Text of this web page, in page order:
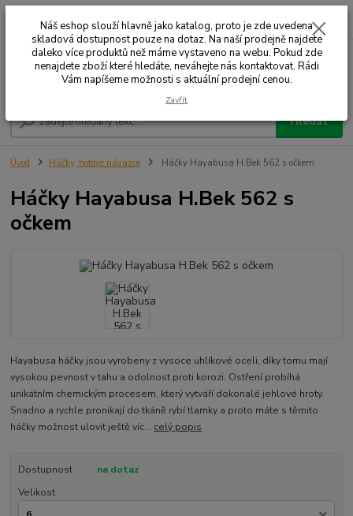
Menu
Hledat
+420 732 707 573 za
Úvod Háčky, hotové návazce Háčky Hayabusa H.Bek 562 s očkem
Háčky Hayabusa H.Bek 562 s
očkem
Hayabusa háčky jsou vyrobeny z vysoce uhlíkové oceli, díky tomu mají
vysokou pevnost v tahu a odolnost proti korozi. Ostření probíhá
unikátním chemickým procesem, který vytváří dokonalé jehlové hroty.
Snadno a rychle pronikají do tkáně rybí tlamky a proto máte s těmito
háčky možnost ulovit ještě víc... celý popis
Dostupnost
na dotaz
Velikost
Náš eshop slouží hlavně jako katalog, proto je zde uvedena
skladová dostupnost pouze na dotaz. Na naší prodejně najdete
daleko více produktů než máme vystaveno na webu. Pokud zde
nenajdete zboží které hledáte, neváhejte nás kontaktovat. Rádi
Vám napíšeme možnosti s aktuální prodejní cenou.
Zavřít